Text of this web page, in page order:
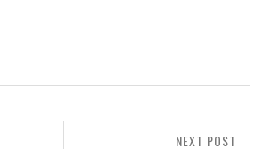
NEXT POST